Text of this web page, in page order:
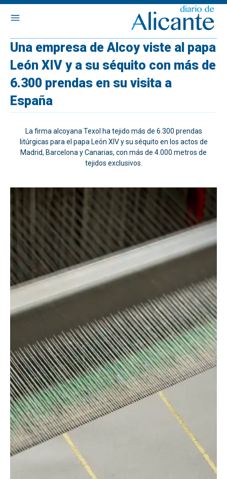
Una empresa de Alcoy viste al papa
León XIV y a su séquito con más de
6.300 prendas en su visita a
España
La firma alcoyana Texol ha tejido más de 6.300 prendas
litúrgicas para el papa León XIV y su séquito en los actos de
Madrid, Barcelona y Canarias, con más de 4.000 metros de
tejidos exclusivos.